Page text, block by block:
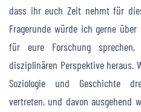
dass ihr euch Zeit nehmt für
Fragerunde würde ich gerne
für eure Forschung
disziplinären Perspektive heraus.
Soziologie und Geschichte
vertreten, und davon ausgehend